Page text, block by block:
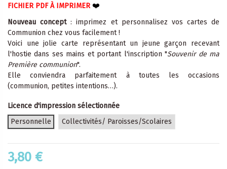
FICHIER PDF À IMPRIMER❤️
Nouveau concept: imprimez et personnalisez vos cartes de
Communion chez vous facilement !
Voici une jolie carte représentant un jeune garçon recevant
l'hostie dans ses mains et portant l'inscription "Souvenir de ma
Première communion".
Elle conviendra parfaitement à toutes les occasions
(communion, petites intentions…).
Licence d'impression sélectionnée
Personnelle
Collectivités/ Paroisses/Scolaires
3,80 €